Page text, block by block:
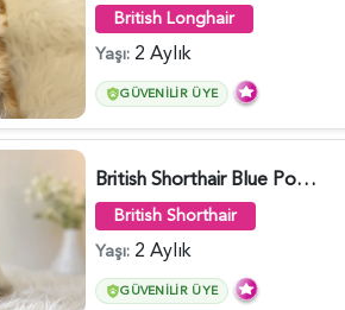
British Longhair
Yaşı: 2 Aylık
GÜVENILIR ÜYE
British Shorthair Blue Point Kızımız 2 Aylık - 5149
British Shorthair
Yaşı: 2 Aylık
GÜVENILIR ÜYE